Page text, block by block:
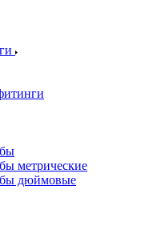
метрические
дюймовые